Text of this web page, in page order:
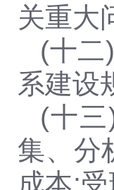
关重大
(十二
系建设
(十
集、分
成本;